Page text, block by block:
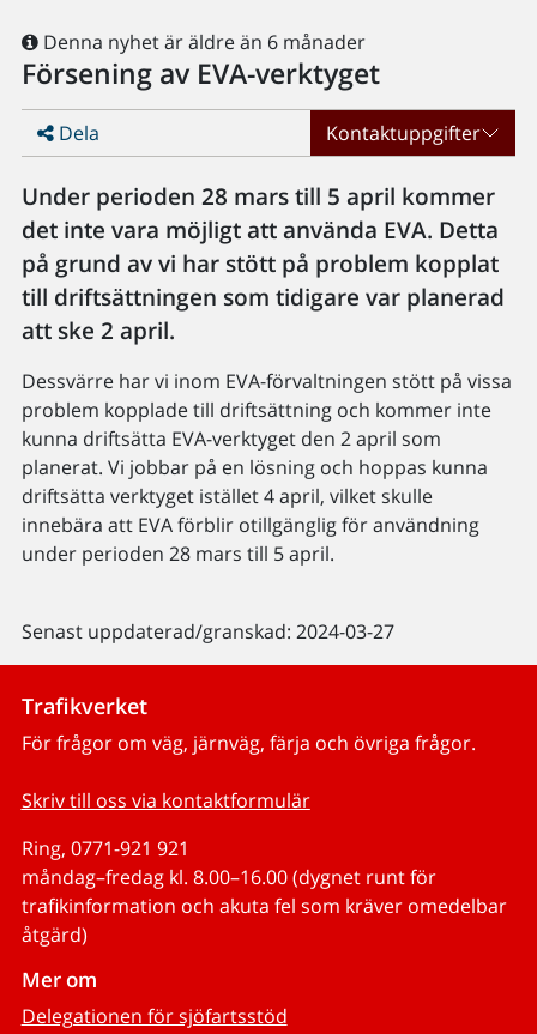
Denna nyhet är äldre än 6 månader
Försening av EVA-verktyget
Dela Kontaktuppgifter
Under perioden 28 mars till 5 april kommer
det inte vara möjligt att använda EVA. Detta
på grund av vi har stött på problem kopplat
till driftsättningen som tidigare var planerad
att ske 2 april.
Dessvärre har vi inom EVA-förvaltningen stött på vissa
problem kopplade till driftsättning och kommer inte
kunna driftsätta EVA-verktyget den 2 april som
planerat. Vi jobbar på en lösning och hoppas kunna
driftsätta verktyget istället 4 april, vilket skulle
innebära att EVA förblir otillgänglig för användning
under perioden 28 mars till 5 april.
Senast uppdaterad/granskad: 2024-03-27
Trafikverket
För frågor om väg, järnväg, färja och övriga frågor.
Skriv till oss via kontaktformulär
Ring, 0771-921 921
måndag–fredag kl. 8.00–16.00 (dygnet runt för
trafikinformation och akuta fel som kräver omedelbar
åtgärd)
Mer om
Delegationen för sjöfartsstöd